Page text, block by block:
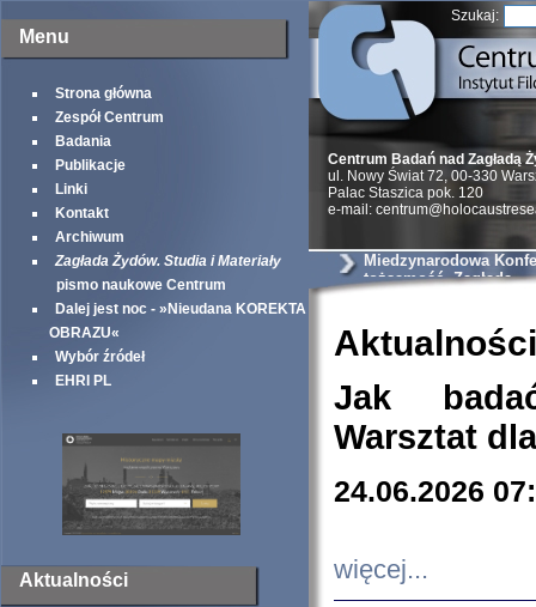
Menu
Strona główna
Zespół Centrum
Badania
Publikacje
Linki
Kontakt
Archiwum
Zagłada Żydów. Studia i Materiały
pismo naukowe Centrum
Dalej jest noc - »Nieudana KOREKTA
OBRAZU«
Wybór źródeł
EHRI PL
Aktualności
Szukaj:
Centrum Badań nad Zagładą
ul. Nowy Świat 72, 00-330
Palac Staszica pok. 120
e-mail:
Miedzynarodowa
tożsamość, Zagłada
Aktualności
Jak
Warsztat
24.06.2026
więcej...